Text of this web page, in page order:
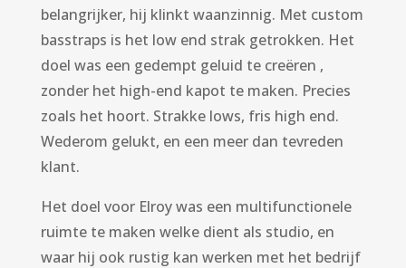
belangrijker, hij klinkt waanzinnig. Met custom
basstraps is het low end strak getrokken. Het
doel was een gedempt geluid te creëren ,
zonder het high-end kapot te maken. Precies
zoals het hoort. Strakke lows, fris high end.
Wederom gelukt, en een meer dan tevreden
klant.
Het doel voor Elroy was een multifunctionele
ruimte te maken welke dient als studio, en
waar hij ook rustig kan werken met het bedrijf